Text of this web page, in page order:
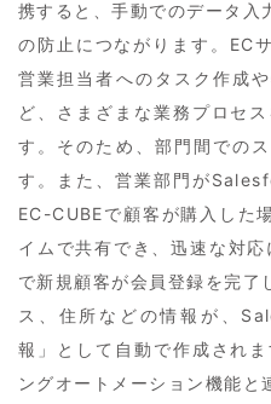
携すると、手動でのデータ入
の防止につながります。EC
営業担当者へのタスク作成
ど、さまざまな業務プロセ
す。そのため、部門間での
す。また、営業部門が
EC-CUBEで顧客が購入した
イムで共有でき、迅速な対
で新規顧客が会員登録を完了
ス、住所などの情報が、
報」として自動で作成され
ングオートメーション機能と